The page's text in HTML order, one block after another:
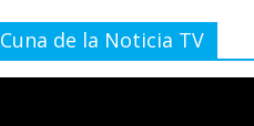
Cuna de la Noticia TV